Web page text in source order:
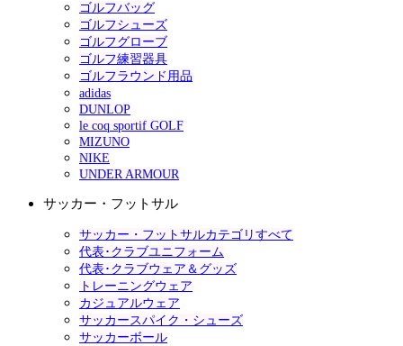
ゴルフバッグ
ゴルフシューズ
ゴルフグローブ
ゴルフ練習器具
ゴルフラウンド用品
adidas
DUNLOP
le coq sportif GOLF
MIZUNO
NIKE
UNDER ARMOUR
サッカー・フットサル
サッカー・フットサルカテゴリすべて
代表･クラブユニフォーム
代表･クラブウェア＆グッズ
トレーニングウェア
カジュアルウェア
サッカースパイク・シューズ
サッカーボール